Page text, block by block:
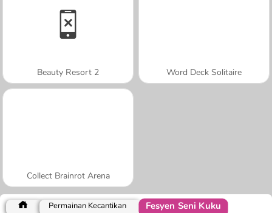
Beauty Resort 2 Word Deck Solitaire
Collect Brainrot Arena
Permainan Kecantikan Fesyen Seni Kuku